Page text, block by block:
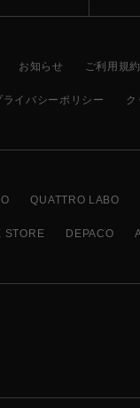
お知らせ ご利用規約
ライバシーポリシー
QUATTRO LABO
STORE DEPACO